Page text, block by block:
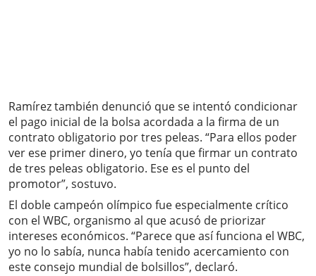
Ramírez también denunció que se intentó condicionar
el pago inicial de la bolsa acordada a la firma de un
contrato obligatorio por tres peleas. “Para ellos poder
ver ese primer dinero, yo tenía que firmar un contrato
de tres peleas obligatorio. Ese es el punto del
promotor”, sostuvo.
El doble campeón olímpico fue especialmente crítico
con el WBC, organismo al que acusó de priorizar
intereses económicos. “Parece que así funciona el WBC,
yo no lo sabía, nunca había tenido acercamiento con
este consejo mundial de bolsillos”, declaró.